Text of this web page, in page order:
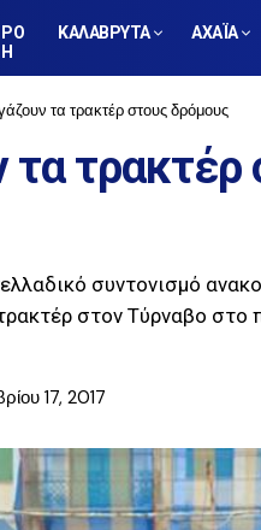
ΡΟ
Η
ΚΑΛΑΒΡΥΤΑ ΑΧΑΪΑ
τα τρακτέρ στους δρόμους
τα τρακτέρ
συντονισμό
στον Τύρναβο στο
17, 2017